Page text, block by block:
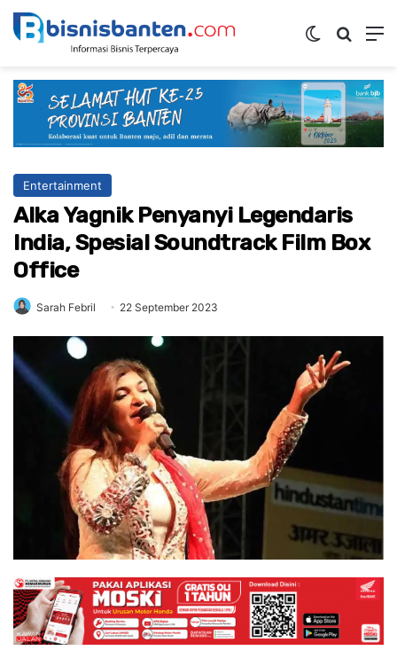
Switch skin
Entertainment
Alka Yagnik Penyanyi Legendaris
India, Spesial Soundtrack Film Box
Office
Sarah Febril 22 September 2023